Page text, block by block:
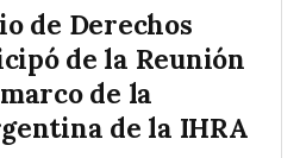
de Derechos
de la Reunión
de la
de la IHRA